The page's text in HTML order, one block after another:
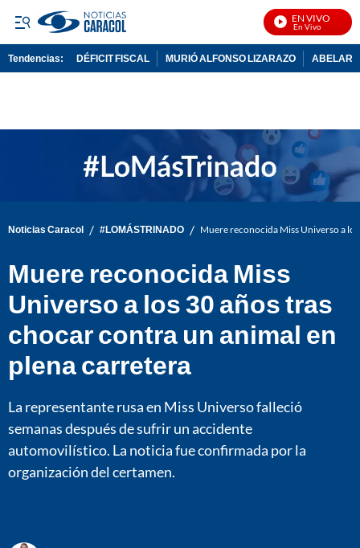
EN VIVO
Tendencias: DÉFICIT FISCAL MURIÓ ALFONSO LIZARAZO
Noticias Caracol / #LOMÁSTRINADO / Muere reconocida Miss Universo a
Muere reconocida Miss
Universo a los 30 años tras
chocar contra un animal en
plena carretera
La representante rusa en Miss Universo falleció
semanas después de sufrir un accidente
automovilístico. La noticia fue confirmada por la
organización del certamen.